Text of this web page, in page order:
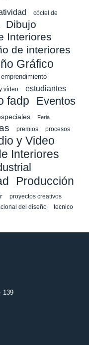
cóctel de
Dibujo
Interiores
de interiores
Gráfico
emprendimiento
vídeo
estudiantes
fadp
Eventos
Feria
premios procesos
y Video
Interiores
Producción
proyectos creativos
del diseño
tecnico
139